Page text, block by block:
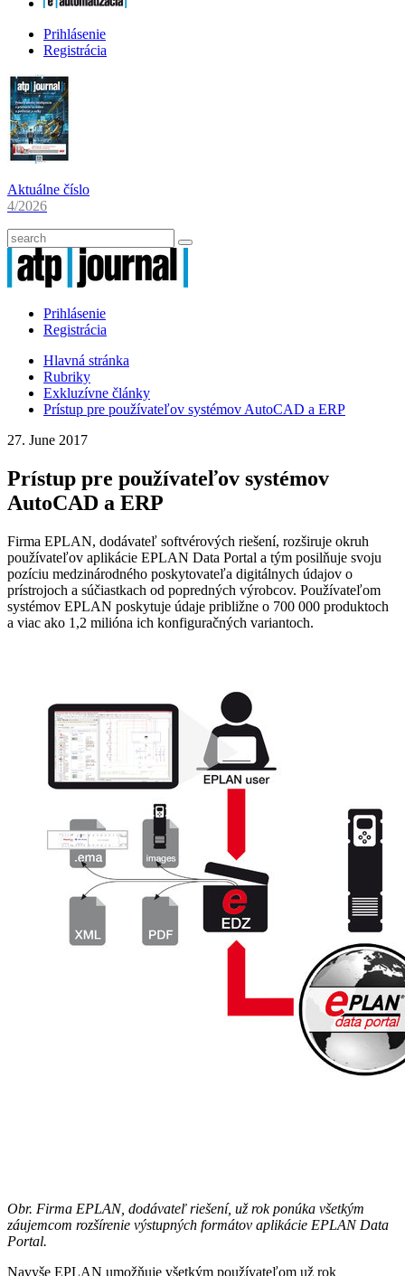
Prihlásenie
Registrácia
Aktuálne číslo
4/2026
Prihlásenie
Registrácia
Hlavná stránka
Rubriky
Exkluzívne články
Prístup pre používateľov systémov AutoCAD a ERP
27. June 2017
Prístup pre používateľov systémov
AutoCAD a ERP
Firma EPLAN, dodávateľ softvérových riešení, rozširuje okruh
používateľov aplikácie EPLAN Data Portal a tým posilňuje svoju
pozíciu medzinárodného poskytovateľa digitálnych údajov o
prístrojoch a súčiastkach od popredných výrobcov. Používateľom
systémov EPLAN poskytuje údaje približne o 700 000 produktoch
a viac ako 1,2 milióna ich konfiguračných variantoch.
Obr. Firma EPLAN, dodávateľ riešení, už rok ponúka všetkým
záujemcom rozšírenie výstupných formátov aplikácie EPLAN Data
Portal.
Navyše EPLAN umožňuje všetkým používateľom už rok